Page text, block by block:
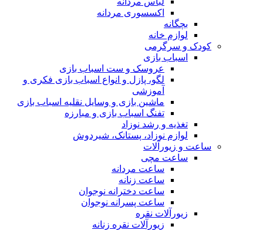
اکسسوری مردانه
بچگانه
لوازم خانه
کودک و سرگرمی
اسباب بازی
عروسک و ست اسباب بازی
لگو، پازل و انواع اسباب بازی فکری و
آموزشی
ماشین بازی و وسایل نقلیه اسباب بازی
تفنگ اسباب بازی و مبارزه
تغذیه و رشد نوزاد
لوازم نوزاد، پستانک، شیردوش
ساعت و زیور‌آلات
ساعت مچی
ساعت مردانه
ساعت زنانه
ساعت دخترانه نوجوان
ساعت پسرانه نوجوان
زیورآلات نقره
زیورآلات نقره زنانه